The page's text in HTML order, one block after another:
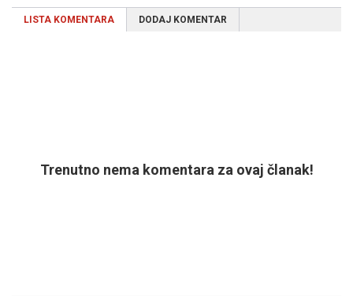
LISTA KOMENTARA DODAJ KOMENTAR
Trenutno nema komentara za ovaj članak!